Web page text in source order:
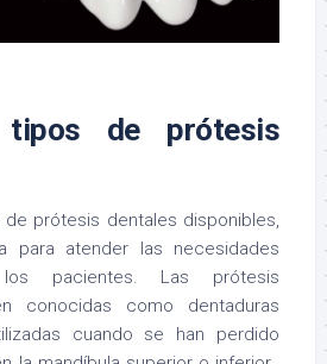
tipos de prótesis
de prótesis dentales disponibles,
para atender las necesidades
pacientes. Las prótesis
conocidas como dentaduras
cuando se han perdido